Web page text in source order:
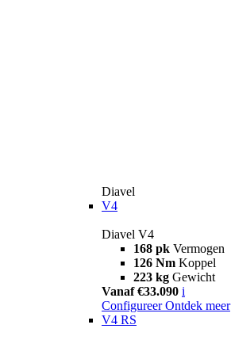
Diavel
V4
Diavel V4
168 pk Vermogen
126 Nm Koppel
223 kg Gewicht
Vanaf €33.090 i
Configureer Ontdek meer
V4 RS